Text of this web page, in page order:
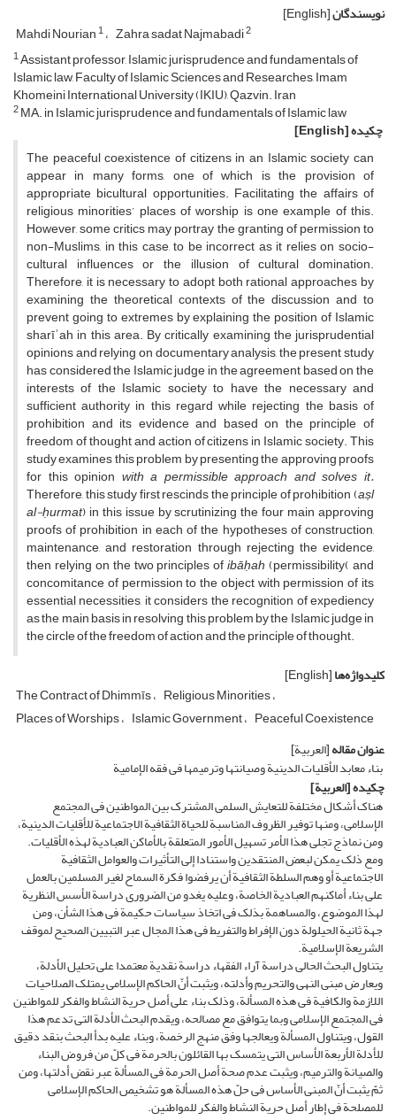
نویسندگان[English]
Mahdi Nourian1 Zahra sadat Najmabadi2
1Assistant professor, Islamic jurisprudence and fundamentals of
Islamic law, Faculty of Islamic Sciences and Researches, Imam
Khomeini International University (IKIU), Qazvin. Iran
2MA. in Islamic jurisprudence and fundamentals of Islamic law
چکیده[English]
The peaceful coexistence of citizens in an Islamic society can
appear in many forms, one of which is the provision of
appropriate bicultural opportunities. Facilitating the affairs of
religious minorities’ places of worship is one example of this.
However, some critics may portray the granting of permission to
non-Muslims, in this case, to be incorrect as it relies on socio-
cultural influences or the illusion of cultural domination.
Therefore, it is necessary to adopt both rational approaches by
examining the theoretical contexts of the discussion and to
prevent going to extremes by explaining the position of Islamic
sharīʾah in this area. By critically examining the jurisprudential
opinions and relying on documentary analysis, the present study
has considered the Islamic judge in the agreement based on the
interests of the Islamic society to have the necessary and
sufficient authority in this regard while rejecting the basis of
prohibition and its evidence and based on the principle of
freedom of thought and action of citizens in Islamic society. This
study examines this problem by presenting the approving proofs
for this opinion with a permissible approach and solves it.
Therefore, this study first rescinds the principle of prohibition (aṣl
al-ḥurmat) in this issue by scrutinizing the four main approving
proofs of prohibition in each of the hypotheses of construction,
maintenance, and restoration through rejecting the evidence,
then relying on the two principles ofibāḥah(permissibility( and
concomitance of permission to the object with permission of its
essential necessities, it considers the recognition of expediency
as the main basis in resolving this problem by the Islamic judge in
the circle of the freedom of action and the principle of thought.
کلیدواژه‌ها[English]
The Contract of Dhimmīs Religious Minorities
Places of Worships Islamic Government Peaceful Coexistence
عنوان مقاله[العربیة]
بناء معابد الأقلیات الدینیة وصیانتها وترمیمها فی فقه الإمامیة
چکیده[العربیة]
هناک أشکال مختلفة للتعایش السلمی المشترک بین المواطنین فی المجتمع
الإسلامی، ومنها توفیر الظروف المناسبة للحیاة الثقافیة الاجتماعیة للأقلیات الدینیة،
ومن نماذج تجلی هذا الأمر تسهیل الأمور المتعلقة بالأماکن العبادیة لهذه الأقلیات.
ومع ذلک یمکن لبعض المنتقدین واستنادا إلى التأثیرات والعوامل الثقافیة
الاجتماعیة أو وهم السلطة الثقافیة أن یرفضوا فکرة السماح لغیر المسلمین بالعمل
على بناء أماکنهم العبادیة الخاصة، وعلیه یغدو من الضروری دراسة الأسس النظریة
لهذا الموضوع، والمساهمة بذلک فی اتخاذ سیاسات حکیمة فی هذا الشأن، ومن
جهة ثانیة الحیلولة دون الإفراط والتفریط فی هذا المجال عبر التبیین الصحیح لموقف
الشریعة الإسلامیة.
یتناول البحث الحالی دراسة آراء الفقهاء دراسة نقدیة معتمدا على تحلیل الأدلة،
ویعارض مبنى النهی والتحریم وأدلته، ویثبت أنّ الحاکم الإسلامی یمتلک الصلاحیات
اللازمة والکافیة فی هذه المسألة، وذلک بناء على أصل حریة النشاط والفکر للمواطنین
فی المجتمع الإسلامی وبما یتوافق مع مصالحه، ویقدم البحث الأدلة التی تدعم هذا
القول، ویتناول المسألة ویعالجها وفق منهج الرخصة، وبناء علیه بدأ البحث بنقد دقیق
للأدلة الأربعة الأساس التی یتمسک بها القائلون بالحرمة فی کلّ من فروض البناء
والصیانة والترمیم، ویثبت عدم صحة أصل الحرمة فی المسألة عبر نقض أدلتها، ومن
ثمّ یثبت أنّ المبنى الأساس فی حلّ هذه المسألة هو تشخیص الحاکم الإسلامی
للمصلحة فی إطار أصل حریة النشاط والفکر للمواطنین.